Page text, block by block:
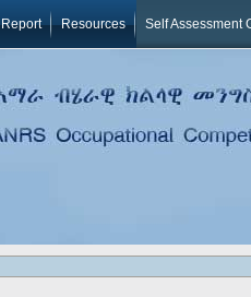
Report Resources Self Assessment